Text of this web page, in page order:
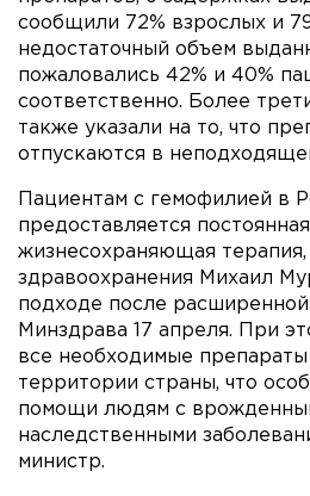
сообщили 72% взрослых и
недостаточный объем
пожаловались 42% и 40%
соответственно. Более
также указали на то, что
отпускаются в
Пациентам с гемофилией в
предоставляется постоянная
жизнесохраняющая терапия,
здравоохранения Михаил
подходе после
Минздрава 17 апреля. При
все необходимые препараты
территории страны, что
помощи людям с
наследственными
министр.